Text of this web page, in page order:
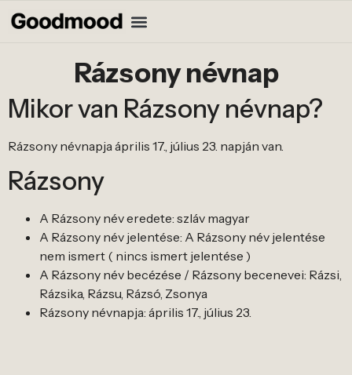
Rázsony névnap
Mikor van Rázsony névnap?
Rázsony névnapja április 17., július 23. napján van.
Rázsony
A Rázsony név eredete: szláv magyar
A Rázsony név jelentése: A Rázsony név jelentése
nem ismert ( nincs ismert jelentése )
A Rázsony név becézése / Rázsony becenevei: Rázsi,
Rázsika, Rázsu, Rázsó, Zsonya
Rázsony névnapja: április 17., július 23.